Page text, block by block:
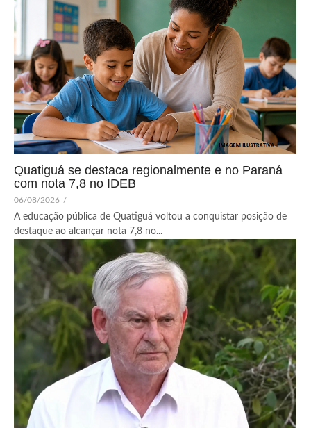
Quatiguá se destaca regionalmente e no Paraná
com nota 7,8 no IDEB
06/08/2026 /
A educação pública de Quatiguá voltou a conquistar posição de
destaque ao alcançar nota 7,8 no...